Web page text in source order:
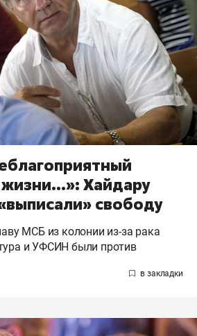
жизни…»: Хайдару
свободу
МСБ из колонии из-за рака
и УФСИН были против